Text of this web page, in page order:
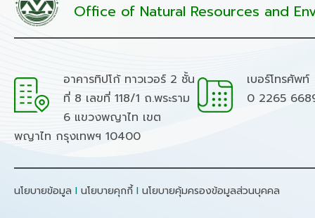
Office of Natural Resources and
อาคารทิปโก้ ทาวเวอร์ 2 ชั้น
ที่ 8 เลขที่ 118/1 ถ.พระราม
6 แขวงพญาไท เขต
พญาไท กรุงเทพฯ 10400
เบอร์โทรศัพท์
0 2265
นโยบายข้อมูล I นโยบายคุกกี้ I นโยบายคุ้มครองข้อมูลส่วนบุคคล